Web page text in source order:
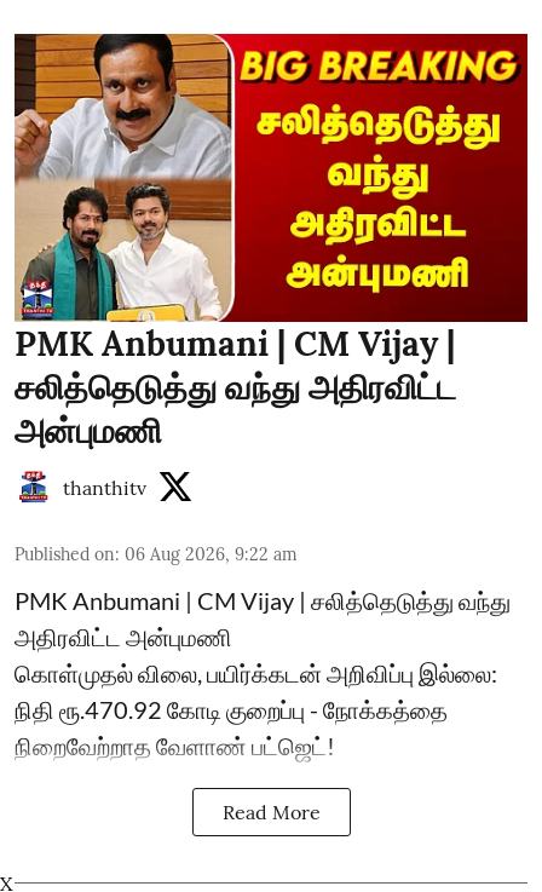
PMK Anbumani | CM Vijay |
சலித்தெடுத்து வந்து அதிரவிட்ட
அன்புமணி
thanthitv
Published on: 06 Aug 2026, 9:22 am
PMK Anbumani | CM Vijay | சலித்தெடுத்து வந்து
அதிரவிட்ட அன்புமணி
கொள்முதல் விலை, பயிர்க்கடன் அறிவிப்பு இல்லை:
நிதி ரூ.470.92 கோடி குறைப்பு - நோக்கத்தை
நிறைவேற்றாத வேளாண் பட்ஜெட்!
Read More
X